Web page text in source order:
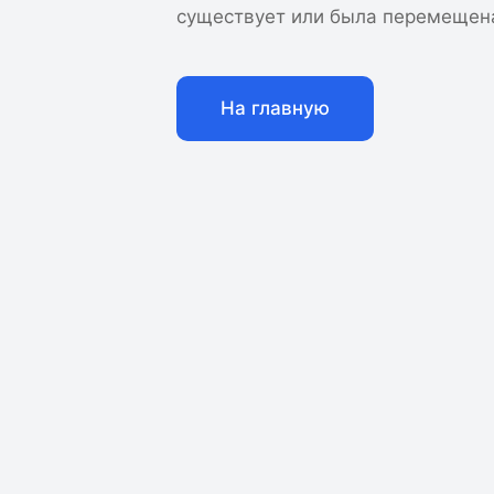
существует или была
На главную